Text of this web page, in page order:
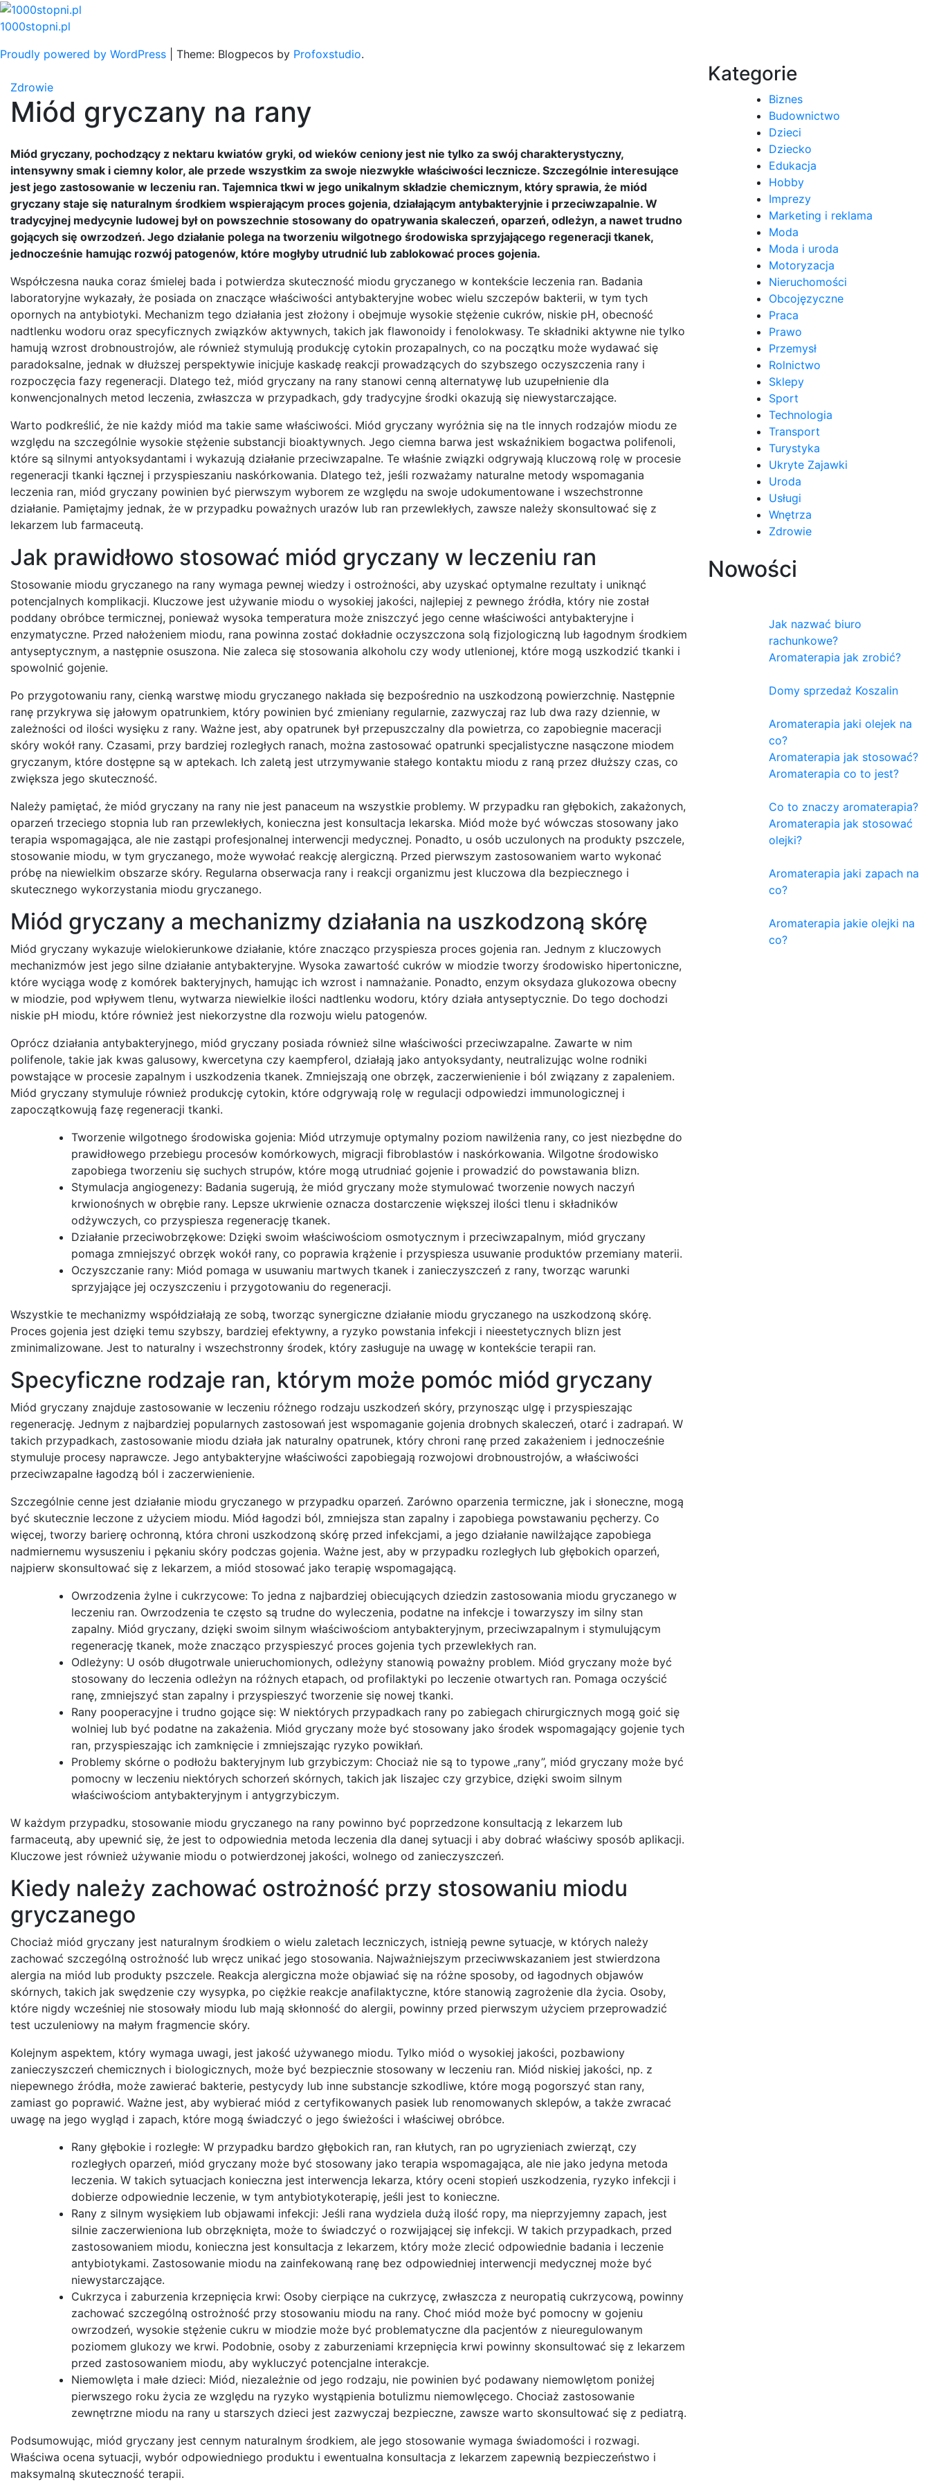
Skip
to
1000stopni.pl
Proudly powered by WordPress
Theme: Blogpecos by Profoxstudio.
Zdrowie
Miód gryczany na rany
Miód gryczany, pochodzący z nektaru kwiatów gryki, od wieków ceniony jest nie tylko za swój charakterystyczny,
intensywny smak i ciemny kolor, ale przede wszystkim za swoje niezwykłe właściwości lecznicze. Szczególnie interesujące
jest jego zastosowanie w leczeniu ran. Tajemnica tkwi w jego unikalnym składzie chemicznym, który sprawia, że miód
gryczany staje się naturalnym środkiem wspierającym proces gojenia, działającym antybakteryjnie i przeciwzapalnie. W
tradycyjnej medycynie ludowej był on powszechnie stosowany do opatrywania skaleczeń, oparzeń, odleżyn, a nawet trudno
gojących się owrzodzeń. Jego działanie polega na tworzeniu wilgotnego środowiska sprzyjającego regeneracji tkanek,
jednocześnie hamując rozwój patogenów, które mogłyby utrudnić lub zablokować proces gojenia.
Współczesna nauka coraz śmielej bada i potwierdza skuteczność miodu gryczanego w kontekście leczenia ran. Badania
laboratoryjne wykazały, że posiada on znaczące właściwości antybakteryjne wobec wielu szczepów bakterii, w tym tych
opornych na antybiotyki. Mechanizm tego działania jest złożony i obejmuje wysokie stężenie cukrów, niskie pH, obecność
nadtlenku wodoru oraz specyficznych związków aktywnych, takich jak flawonoidy i fenolokwasy. Te składniki aktywne nie tylko
hamują wzrost drobnoustrojów, ale również stymulują produkcję cytokin prozapalnych, co na początku może wydawać się
paradoksalne, jednak w dłuższej perspektywie inicjuje kaskadę reakcji prowadzących do szybszego oczyszczenia rany i
rozpoczęcia fazy regeneracji. Dlatego też, miód gryczany na rany stanowi cenną alternatywę lub uzupełnienie dla
konwencjonalnych metod leczenia, zwłaszcza w przypadkach, gdy tradycyjne środki okazują się niewystarczające.
Warto podkreślić, że nie każdy miód ma takie same właściwości. Miód gryczany wyróżnia się na tle innych rodzajów miodu ze
względu na szczególnie wysokie stężenie substancji bioaktywnych. Jego ciemna barwa jest wskaźnikiem bogactwa polifenoli,
które są silnymi antyoksydantami i wykazują działanie przeciwzapalne. Te właśnie związki odgrywają kluczową rolę w procesie
regeneracji tkanki łącznej i przyspieszaniu naskórkowania. Dlatego też, jeśli rozważamy naturalne metody wspomagania
leczenia ran, miód gryczany powinien być pierwszym wyborem ze względu na swoje udokumentowane i wszechstronne
działanie. Pamiętajmy jednak, że w przypadku poważnych urazów lub ran przewlekłych, zawsze należy skonsultować się z
lekarzem lub farmaceutą.
Jak prawidłowo stosować miód gryczany w leczeniu ran
Stosowanie miodu gryczanego na rany wymaga pewnej wiedzy i ostrożności, aby uzyskać optymalne rezultaty i uniknąć
potencjalnych komplikacji. Kluczowe jest używanie miodu o wysokiej jakości, najlepiej z pewnego źródła, który nie został
poddany obróbce termicznej, ponieważ wysoka temperatura może zniszczyć jego cenne właściwości antybakteryjne i
enzymatyczne. Przed nałożeniem miodu, rana powinna zostać dokładnie oczyszczona solą fizjologiczną lub łagodnym środkiem
antyseptycznym, a następnie osuszona. Nie zaleca się stosowania alkoholu czy wody utlenionej, które mogą uszkodzić tkanki i
spowolnić gojenie.
Po przygotowaniu rany, cienką warstwę miodu gryczanego nakłada się bezpośrednio na uszkodzoną powierzchnię. Następnie
ranę przykrywa się jałowym opatrunkiem, który powinien być zmieniany regularnie, zazwyczaj raz lub dwa razy dziennie, w
zależności od ilości wysięku z rany. Ważne jest, aby opatrunek był przepuszczalny dla powietrza, co zapobiegnie maceracji
skóry wokół rany. Czasami, przy bardziej rozległych ranach, można zastosować opatrunki specjalistyczne nasączone miodem
gryczanym, które dostępne są w aptekach. Ich zaletą jest utrzymywanie stałego kontaktu miodu z raną przez dłuższy czas, co
zwiększa jego skuteczność.
Należy pamiętać, że miód gryczany na rany nie jest panaceum na wszystkie problemy. W przypadku ran głębokich, zakażonych,
oparzeń trzeciego stopnia lub ran przewlekłych, konieczna jest konsultacja lekarska. Miód może być wówczas stosowany jako
terapia wspomagająca, ale nie zastąpi profesjonalnej interwencji medycznej. Ponadto, u osób uczulonych na produkty pszczele,
stosowanie miodu, w tym gryczanego, może wywołać reakcję alergiczną. Przed pierwszym zastosowaniem warto wykonać
próbę na niewielkim obszarze skóry. Regularna obserwacja rany i reakcji organizmu jest kluczowa dla bezpiecznego i
skutecznego wykorzystania miodu gryczanego.
Miód gryczany a mechanizmy działania na uszkodzoną skórę
Miód gryczany wykazuje wielokierunkowe działanie, które znacząco przyspiesza proces gojenia ran. Jednym z kluczowych
mechanizmów jest jego silne działanie antybakteryjne. Wysoka zawartość cukrów w miodzie tworzy środowisko hipertoniczne,
które wyciąga wodę z komórek bakteryjnych, hamując ich wzrost i namnażanie. Ponadto, enzym oksydaza glukozowa obecny
w miodzie, pod wpływem tlenu, wytwarza niewielkie ilości nadtlenku wodoru, który działa antyseptycznie. Do tego dochodzi
niskie pH miodu, które również jest niekorzystne dla rozwoju wielu patogenów.
Oprócz działania antybakteryjnego, miód gryczany posiada również silne właściwości przeciwzapalne. Zawarte w nim
polifenole, takie jak kwas galusowy, kwercetyna czy kaempferol, działają jako antyoksydanty, neutralizując wolne rodniki
powstające w procesie zapalnym i uszkodzenia tkanek. Zmniejszają one obrzęk, zaczerwienienie i ból związany z zapaleniem.
Miód gryczany stymuluje również produkcję cytokin, które odgrywają rolę w regulacji odpowiedzi immunologicznej i
zapoczątkowują fazę regeneracji tkanki.
Tworzenie wilgotnego środowiska gojenia: Miód utrzymuje optymalny poziom nawilżenia rany, co jest niezbędne do
prawidłowego przebiegu procesów komórkowych, migracji fibroblastów i naskórkowania. Wilgotne środowisko
zapobiega tworzeniu się suchych strupów, które mogą utrudniać gojenie i prowadzić do powstawania blizn.
Stymulacja angiogenezy: Badania sugerują, że miód gryczany może stymulować tworzenie nowych naczyń
krwionośnych w obrębie rany. Lepsze ukrwienie oznacza dostarczenie większej ilości tlenu i składników
odżywczych, co przyspiesza regenerację tkanek.
Działanie przeciwobrzękowe: Dzięki swoim właściwościom osmotycznym i przeciwzapalnym, miód gryczany
pomaga zmniejszyć obrzęk wokół rany, co poprawia krążenie i przyspiesza usuwanie produktów przemiany materii.
Oczyszczanie rany: Miód pomaga w usuwaniu martwych tkanek i zanieczyszczeń z rany, tworząc warunki
sprzyjające jej oczyszczeniu i przygotowaniu do regeneracji.
Wszystkie te mechanizmy współdziałają ze sobą, tworząc synergiczne działanie miodu gryczanego na uszkodzoną skórę.
Proces gojenia jest dzięki temu szybszy, bardziej efektywny, a ryzyko powstania infekcji i nieestetycznych blizn jest
zminimalizowane. Jest to naturalny i wszechstronny środek, który zasługuje na uwagę w kontekście terapii ran.
Specyficzne rodzaje ran, którym może pomóc miód gryczany
Miód gryczany znajduje zastosowanie w leczeniu różnego rodzaju uszkodzeń skóry, przynosząc ulgę i przyspieszając
regenerację. Jednym z najbardziej popularnych zastosowań jest wspomaganie gojenia drobnych skaleczeń, otarć i zadrapań. W
takich przypadkach, zastosowanie miodu działa jak naturalny opatrunek, który chroni ranę przed zakażeniem i jednocześnie
stymuluje procesy naprawcze. Jego antybakteryjne właściwości zapobiegają rozwojowi drobnoustrojów, a właściwości
przeciwzapalne łagodzą ból i zaczerwienienie.
Szczególnie cenne jest działanie miodu gryczanego w przypadku oparzeń. Zarówno oparzenia termiczne, jak i słoneczne, mogą
być skutecznie leczone z użyciem miodu. Miód łagodzi ból, zmniejsza stan zapalny i zapobiega powstawaniu pęcherzy. Co
więcej, tworzy barierę ochronną, która chroni uszkodzoną skórę przed infekcjami, a jego działanie nawilżające zapobiega
nadmiernemu wysuszeniu i pękaniu skóry podczas gojenia. Ważne jest, aby w przypadku rozległych lub głębokich oparzeń,
najpierw skonsultować się z lekarzem, a miód stosować jako terapię wspomagającą.
Owrzodzenia żylne i cukrzycowe: To jedna z najbardziej obiecujących dziedzin zastosowania miodu gryczanego w
leczeniu ran. Owrzodzenia te często są trudne do wyleczenia, podatne na infekcje i towarzyszy im silny stan
zapalny. Miód gryczany, dzięki swoim silnym właściwościom antybakteryjnym, przeciwzapalnym i stymulującym
regenerację tkanek, może znacząco przyspieszyć proces gojenia tych przewlekłych ran.
Odleżyny: U osób długotrwale unieruchomionych, odleżyny stanowią poważny problem. Miód gryczany może być
stosowany do leczenia odleżyn na różnych etapach, od profilaktyki po leczenie otwartych ran. Pomaga oczyścić
ranę, zmniejszyć stan zapalny i przyspieszyć tworzenie się nowej tkanki.
Rany pooperacyjne i trudno gojące się: W niektórych przypadkach rany po zabiegach chirurgicznych mogą goić się
wolniej lub być podatne na zakażenia. Miód gryczany może być stosowany jako środek wspomagający gojenie tych
ran, przyspieszając ich zamknięcie i zmniejszając ryzyko powikłań.
Problemy skórne o podłożu bakteryjnym lub grzybiczym: Chociaż nie są to typowe „rany”, miód gryczany może być
pomocny w leczeniu niektórych schorzeń skórnych, takich jak liszajec czy grzybice, dzięki swoim silnym
właściwościom antybakteryjnym i antygrzybiczym.
W każdym przypadku, stosowanie miodu gryczanego na rany powinno być poprzedzone konsultacją z lekarzem lub
farmaceutą, aby upewnić się, że jest to odpowiednia metoda leczenia dla danej sytuacji i aby dobrać właściwy sposób aplikacji.
Kluczowe jest również używanie miodu o potwierdzonej jakości, wolnego od zanieczyszczeń.
Kiedy należy zachować ostrożność przy stosowaniu miodu
gryczanego
Chociaż miód gryczany jest naturalnym środkiem o wielu zaletach leczniczych, istnieją pewne sytuacje, w których należy
zachować szczególną ostrożność lub wręcz unikać jego stosowania. Najważniejszym przeciwwskazaniem jest stwierdzona
alergia na miód lub produkty pszczele. Reakcja alergiczna może objawiać się na różne sposoby, od łagodnych objawów
skórnych, takich jak swędzenie czy wysypka, po ciężkie reakcje anafilaktyczne, które stanowią zagrożenie dla życia. Osoby,
które nigdy wcześniej nie stosowały miodu lub mają skłonność do alergii, powinny przed pierwszym użyciem przeprowadzić
test uczuleniowy na małym fragmencie skóry.
Kolejnym aspektem, który wymaga uwagi, jest jakość używanego miodu. Tylko miód o wysokiej jakości, pozbawiony
zanieczyszczeń chemicznych i biologicznych, może być bezpiecznie stosowany w leczeniu ran. Miód niskiej jakości, np. z
niepewnego źródła, może zawierać bakterie, pestycydy lub inne substancje szkodliwe, które mogą pogorszyć stan rany,
zamiast go poprawić. Ważne jest, aby wybierać miód z certyfikowanych pasiek lub renomowanych sklepów, a także zwracać
uwagę na jego wygląd i zapach, które mogą świadczyć o jego świeżości i właściwej obróbce.
Rany głębokie i rozległe: W przypadku bardzo głębokich ran, ran kłutych, ran po ugryzieniach zwierząt, czy
rozległych oparzeń, miód gryczany może być stosowany jako terapia wspomagająca, ale nie jako jedyna metoda
leczenia. W takich sytuacjach konieczna jest interwencja lekarza, który oceni stopień uszkodzenia, ryzyko infekcji i
dobierze odpowiednie leczenie, w tym antybiotykoterapię, jeśli jest to konieczne.
Rany z silnym wysiękiem lub objawami infekcji: Jeśli rana wydziela dużą ilość ropy, ma nieprzyjemny zapach, jest
silnie zaczerwieniona lub obrzęknięta, może to świadczyć o rozwijającej się infekcji. W takich przypadkach, przed
zastosowaniem miodu, konieczna jest konsultacja z lekarzem, który może zlecić odpowiednie badania i leczenie
antybiotykami. Zastosowanie miodu na zainfekowaną ranę bez odpowiedniej interwencji medycznej może być
niewystarczające.
Cukrzyca i zaburzenia krzepnięcia krwi: Osoby cierpiące na cukrzycę, zwłaszcza z neuropatią cukrzycową, powinny
zachować szczególną ostrożność przy stosowaniu miodu na rany. Choć miód może być pomocny w gojeniu
owrzodzeń, wysokie stężenie cukru w miodzie może być problematyczne dla pacjentów z nieuregulowanym
poziomem glukozy we krwi. Podobnie, osoby z zaburzeniami krzepnięcia krwi powinny skonsultować się z lekarzem
przed zastosowaniem miodu, aby wykluczyć potencjalne interakcje.
Niemowlęta i małe dzieci: Miód, niezależnie od jego rodzaju, nie powinien być podawany niemowlętom poniżej
pierwszego roku życia ze względu na ryzyko wystąpienia botulizmu niemowlęcego. Chociaż zastosowanie
zewnętrzne miodu na rany u starszych dzieci jest zazwyczaj bezpieczne, zawsze warto skonsultować się z pediatrą.
Podsumowując, miód gryczany jest cennym naturalnym środkiem, ale jego stosowanie wymaga świadomości i rozwagi.
Właściwa ocena sytuacji, wybór odpowiedniego produktu i ewentualna konsultacja z lekarzem zapewnią bezpieczeństwo i
maksymalną skuteczność terapii.
Kategorie
Biznes
Budownictwo
Dzieci
Dziecko
Edukacja
Hobby
Imprezy
Marketing i reklama
Moda
Moda i uroda
Motoryzacja
Nieruchomości
Obcojęzyczne
Praca
Prawo
Przemysł
Rolnictwo
Sklepy
Sport
Technologia
Transport
Turystyka
Ukryte Zajawki
Uroda
Usługi
Wnętrza
Zdrowie
Nowości
Jak nazwać biuro
rachunkowe?
Aromaterapia jak zrobić?
Domy sprzedaż Koszalin
Aromaterapia jaki olejek na
co?
Aromaterapia jak stosować?
Aromaterapia co to jest?
Co to znaczy aromaterapia?
Aromaterapia jak stosować
olejki?
Aromaterapia jaki zapach na
co?
Aromaterapia jakie olejki na
co?